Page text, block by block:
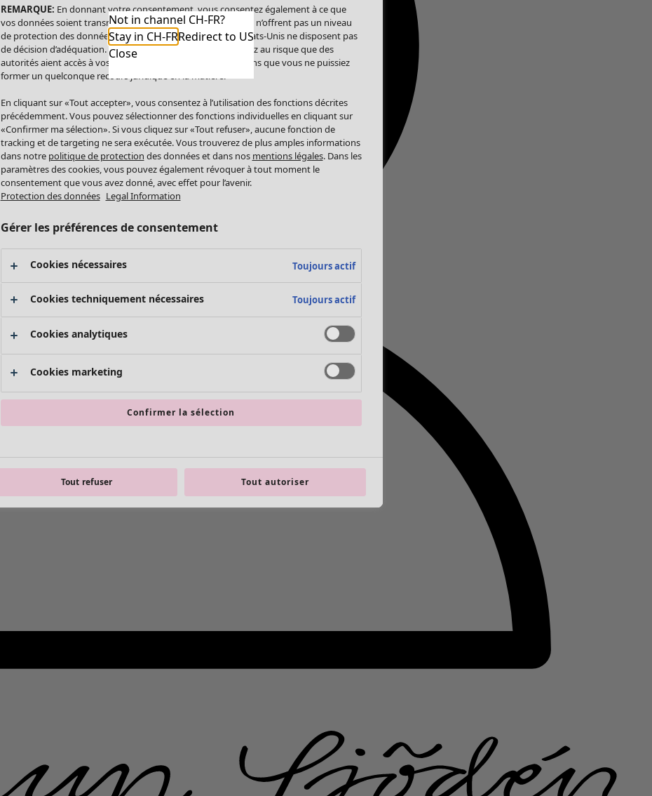
Not in channel CH-FR?
Stay in CH-FRRedirect to US
Close
REMARQUE: En donnant votre consentement, vous consentez également à ce que
vos données soient transmises aux États-Unis. Les États-Unis n’offrent pas un niveau
de protection des données comparable à celui de l’UE. Les États-Unis ne disposent pas
de décision d’adéquation. Par conséquent, vous vous exposez au risque que des
autorités aient accès à vos données à caractère personnel sans que vous ne puissiez
former un quelconque recours juridique en la matière.
En cliquant sur «Tout accepter», vous consentez à l’utilisation des fonctions décrites
précédemment. Vous pouvez sélectionner des fonctions individuelles en cliquant sur
«Confirmer ma sélection». Si vous cliquez sur «Tout refuser», aucune fonction de
tracking et de targeting ne sera exécutée. Vous trouverez de plus amples informations
dans notre politique de protection des données et dans nos mentions légales. Dans les
paramètres des cookies, vous pouvez également révoquer à tout moment le
consentement que vous avez donné, avec effet pour l’avenir.
Protection des données Legal Information
Gérer les préférences de consentement
Cookies nécessaires Toujours actif
Cookies techniquement nécessaires Toujours actif
Cookies analytiques
Cookies marketing
Confirmer la sélection
Tout refuser Tout autoriser